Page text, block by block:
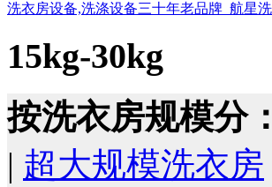
洗衣房设备,洗涤设备三十年老品牌_航星
15kg-30kg
按洗衣房规模分：
| 超大规模洗衣房